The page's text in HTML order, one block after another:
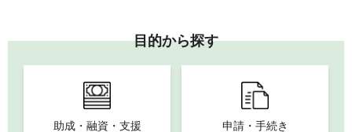
目的から探す
助成・融資・支援 申請・手続き